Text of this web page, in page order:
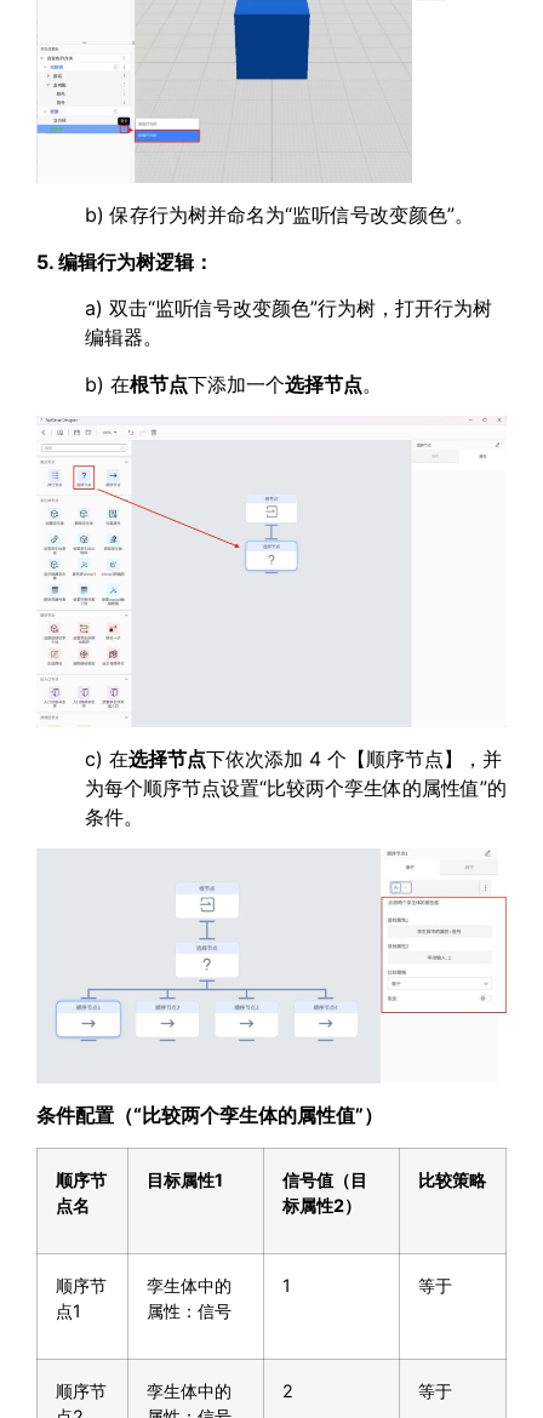
b) 保存行为树并命名为“监听信号改变颜色”。
5. 编辑行为树逻辑：
a) 双击“监听信号改变颜色”行为树，打开行为树
编辑器。
b) 在根节点下添加一个选择节点。
c) 在选择节点下依次添加 4 个【顺序节点】，并
为每个顺序节点设置“比较两个孪生体的属性值”的
条件。
条件配置（“比较两个孪生体的属性值”）
顺序节
点名
目标属性1
信号值（目
标属性2）
比较策略
顺序节
点1
孪生体中的
属性：信号
1 等于
顺序节
孪生体中的
2 等于